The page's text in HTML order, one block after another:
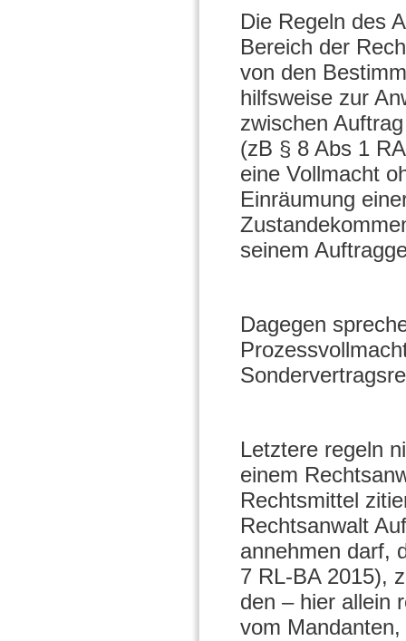
Die Regeln des
Bereich der
von den
hilfsweise zur
zwischen
(zB § 8 Abs 1
eine Vollmacht
Einräumung
seinem
Dagegen
Letztere regeln
einem
Rechtsmittel
Rechtsanwalt
annehmen darf,
7 RL-BA 2015),
den – hier allein
vom